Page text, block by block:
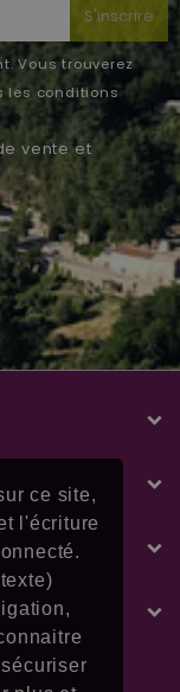
ce site,
l'écriture
S'inscrire
Vous trouverez
les conditions
vente et